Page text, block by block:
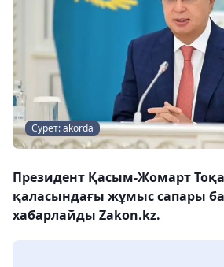
Сурет: akorda
Президент Қасым-Жомарт
қаласындағы жұмыс сапары
хабарлайды Zakon.kz.